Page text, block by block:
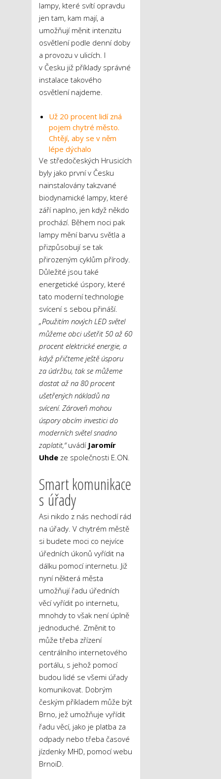
lampy, které svítí opravdu
jen tam, kam mají, a
umožňují měnit intenzitu
osvětlení podle denní doby
a provozu v ulicích. I
v Česku již příklady správné
instalace takového
osvětlení najdeme.
Už 20 procent lidí zná
pojem chytré město.
Chtějí, aby se v něm
lépe dýchalo
Ve středočeských Hrusicích
byly jako první v Česku
nainstalovány takzvané
biodynamické lampy, které
září naplno, jen když někdo
prochází. Během noci pak
lampy mění barvu světla a
přizpůsobují se tak
přirozeným cyklům přírody.
Důležité jsou také
energetické úspory, které
tato moderní technologie
svícení s sebou přináší.
„Použitím nových LED světel
můžeme obci ušetřit 50 až 60
procent elektrické energie, a
když přičteme ještě úsporu
za údržbu, tak se můžeme
dostat až na 80 procent
ušetřených nákladů na
svícení. Zároveň mohou
úspory obcím investici do
moderních světel snadno
zaplatit,“uvádí Jaromír
Uhde ze společnosti E.ON.
Smart komunikace
s úřady
Asi nikdo z nás nechodí rád
na úřady. V chytrém městě
si budete moci co nejvíce
úředních úkonů vyřídit na
dálku pomocí internetu. Již
nyní některá města
umožňují řadu úředních
věcí vyřídit po internetu,
mnohdy to však není úplně
jednoduché. Změnit to
může třeba zřízení
centrálního internetového
portálu, s jehož pomocí
budou lidé se všemi úřady
komunikovat. Dobrým
českým příkladem může být
Brno, jež umožňuje vyřídit
řadu věcí, jako je platba za
odpady nebo třeba časové
jízdenky MHD, pomocí webu
BrnoiD.